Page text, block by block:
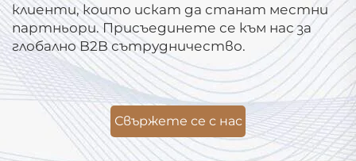
клиенти, които искат да станат местни
партньори. Присъединете се към нас за
глобално B2B сътрудничество.
Свържете се с нас